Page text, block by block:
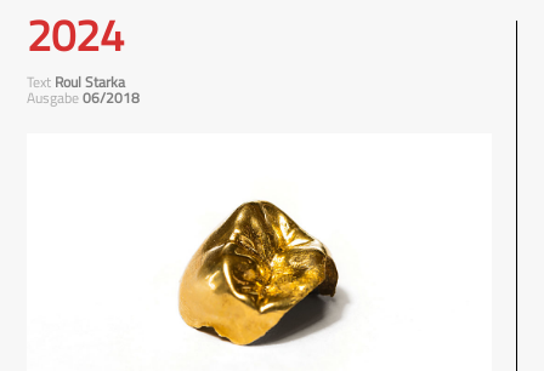
2024
Text Roul Starka
Ausgabe06/2018